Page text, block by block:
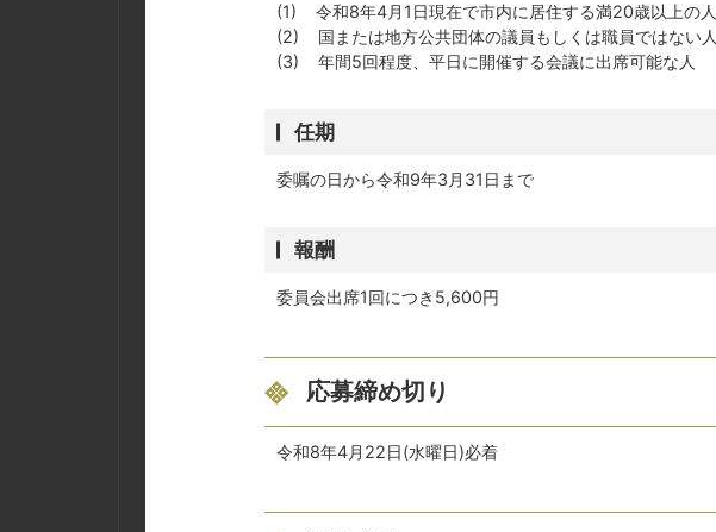
(1) 令和8年4月1日現在で市内に居住する満20歳以上の人
(2) 国または地方公共団体の議員もしくは職員ではない人
(3) 年間5回程度、平日に開催する会議に出席可能な人
任期
委嘱の日から令和9年3月31日まで
報酬
委員会出席1回につき5,600円
応募締め切り
令和8年4月22日(水曜日)必着